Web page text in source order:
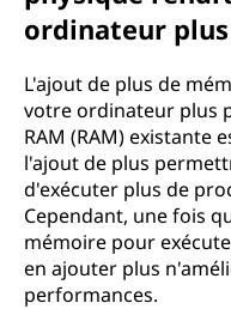
ordinateur
L'ajout de plus de
votre ordinateur plus
RAM (RAM) existante
l'ajout de plus
d'exécuter plus de
Cependant, une fois
mémoire pour
en ajouter plus
performances.